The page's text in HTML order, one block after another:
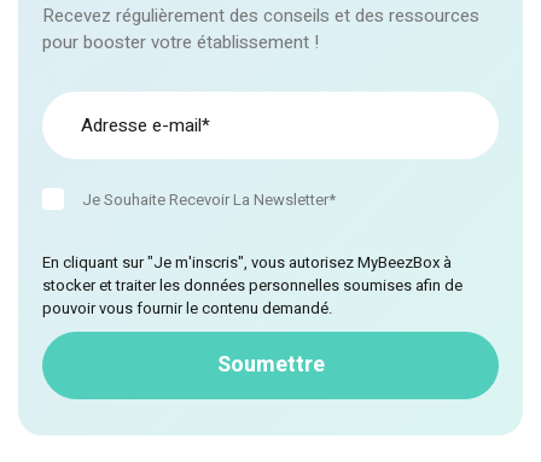
Recevez régulièrement des conseils et des ressources
pour booster votre établissement !
Je Souhaite Recevoir La Newsletter*
En cliquant sur "Je m'inscris", vous autorisez MyBeezBox à
stocker et traiter les données personnelles soumises afin de
pouvoir vous fournir le contenu demandé.